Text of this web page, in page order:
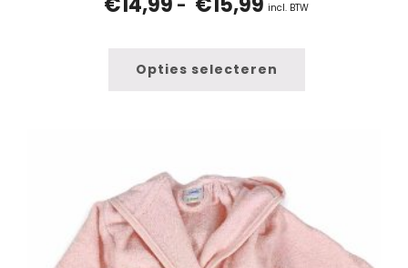
- €14,99
incl. BTW
Opties selecteren